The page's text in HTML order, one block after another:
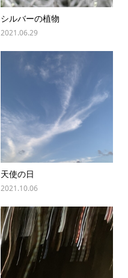
シルバーの植物
2021.06.29
天使の日
2021.10.06